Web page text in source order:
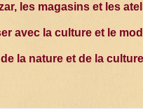
les magasins et les
avec la culture et le
la nature et de la culture